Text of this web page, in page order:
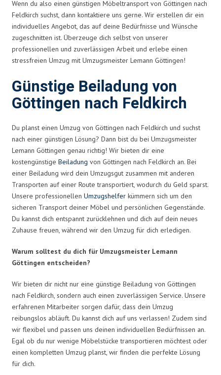
Wenn du also einen günstigen Möbeltransport von Göttingen nach
Feldkirch suchst, dann kontaktiere uns gerne. Wir erstellen dir ein
individuelles Angebot, das auf deine Bedürfnisse und Wünsche
zugeschnitten ist. Überzeuge dich selbst von unserer
professionellen und zuverlässigen Arbeit und erlebe einen
stressfreien Umzug mit Umzugsmeister Lemann Göttingen!
Günstige Beiladung von
Göttingen nach Feldkirch
Du planst einen Umzug von Göttingen nach Feldkirch und suchst
nach einer günstigen Lösung? Dann bist du bei Umzugsmeister
Lemann Göttingen genau richtig! Wir bieten dir eine
kostengünstige Beiladung von Göttingen nach Feldkirch an. Bei
einer Beiladung wird dein Umzugsgut zusammen mit anderen
Transporten auf einer Route transportiert, wodurch du Geld sparst.
Unsere professionellen Umzugshelfer kümmern sich um den
sicheren Transport deiner Möbel und persönlichen Gegenstände.
Du kannst dich entspannt zurücklehnen und dich auf dein neues
Zuhause freuen, während wir den Umzug für dich erledigen.
Warum solltest du dich für Umzugsmeister Lemann
Göttingen entscheiden?
Wir bieten dir nicht nur eine günstige Beiladung von Göttingen
nach Feldkirch, sondern auch einen zuverlässigen Service. Unsere
erfahrenen Mitarbeiter sorgen dafür, dass dein Umzug
reibungslos abläuft. Du kannst dich auf uns verlassen! Zudem sind
wir flexibel und passen uns deinen individuellen Bedürfnissen an.
Egal ob du nur wenige Möbelstücke transportieren möchtest oder
einen kompletten Umzug planst, wir finden die perfekte Lösung
für dich.